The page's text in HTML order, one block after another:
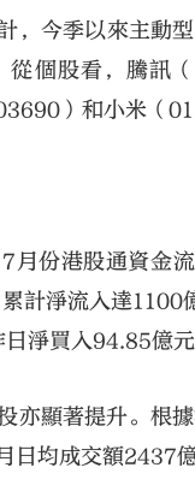
，今季以來主動
從個股看，騰訊
）和小米（
月份港股通資金
計淨流入達
淨買入94.85億元
亦顯著提升。根
均成交額2437